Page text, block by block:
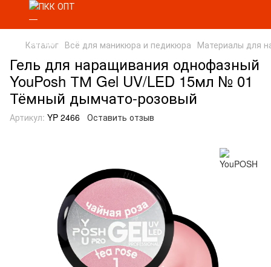
Каталог Всё для маникюра и педикюра Материалы для
Гель для наращивания однофазный
YouPosh ТМ Gel UV/LED 15мл № 01
Тёмный дымчато-розовый
Артикул: YP 2466 Оставить отзыв